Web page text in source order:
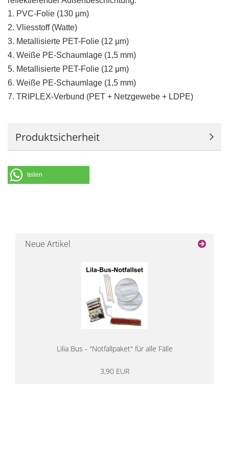
1. PVC-Folie (130 μm)
2. Vliesstoff (Watte)
3. Metallisierte PET-Folie (12 μm)
4. Weiße PE-Schaumlage (1,5 mm)
5. Metallisierte PET-Folie (12 μm)
6. Weiße PE-Schaumlage (1,5 mm)
7. TRIPLEX-Verbund (PET + Netzgewebe + LDPE)
Produktsicherheit
teilen
Neue Artikel
Lilia Bus - "Notfallpaket" für alle Fälle
3,90 EUR